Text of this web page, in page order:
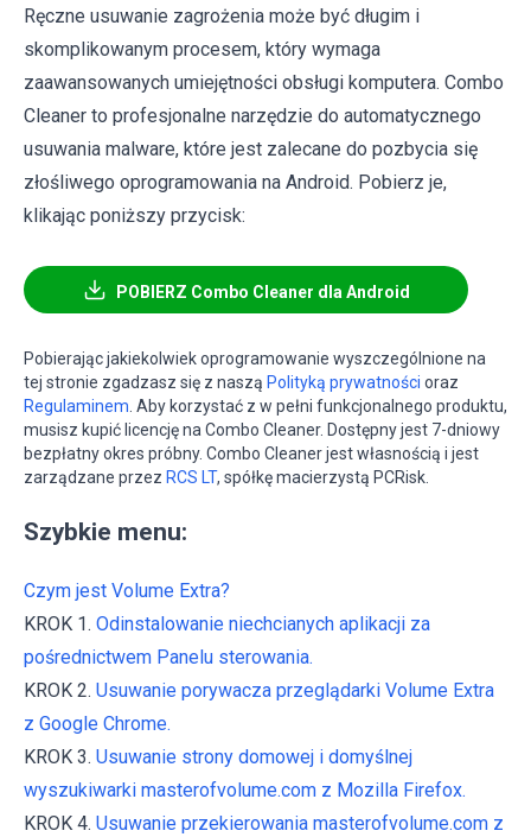
Ręczne usuwanie zagrożenia może być długim i
skomplikowanym procesem, który wymaga
zaawansowanych umiejętności obsługi komputera. Combo
Cleaner to profesjonalne narzędzie do automatycznego
usuwania malware, które jest zalecane do pozbycia się
złośliwego oprogramowania na Android. Pobierz je,
klikając poniższy przycisk:
POBIERZ Combo Cleaner dla Android
Pobierając jakiekolwiek oprogramowanie wyszczególnione na
tej stronie zgadzasz się z naszą Polityką prywatności oraz
Regulaminem . Aby korzystać z w pełni funkcjonalnego produktu,
musisz kupić licencję na Combo Cleaner. Dostępny jest 7-dniowy
bezpłatny okres próbny. Combo Cleaner jest własnością i jest
zarządzane przez RCS LT, spółkę macierzystą PCRisk.
Szybkie menu:
Czym jest Volume Extra?
KROK 1. Odinstalowanie niechcianych aplikacji za
pośrednictwem Panelu sterowania.
KROK 2. Usuwanie porywacza przeglądarki Volume Extra
z Google Chrome.
KROK 3. Usuwanie strony domowej i domyślnej
wyszukiwarki masterofvolume.com z Mozilla Firefox.
KROK 4. Usuwanie przekierowania masterofvolume.com z